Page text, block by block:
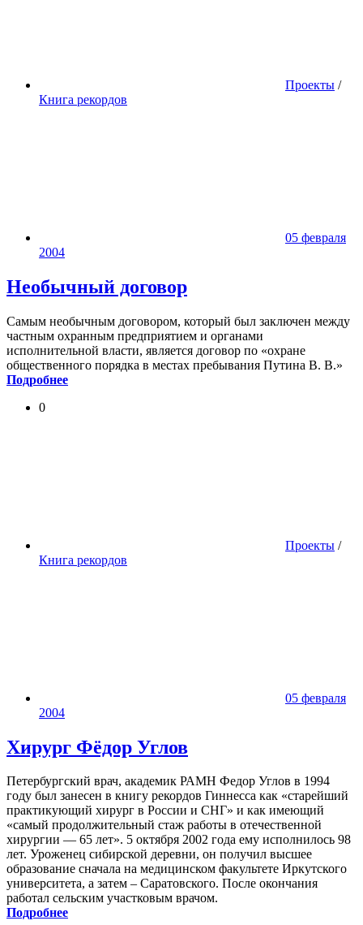
Проекты /
Книга рекордов
05 февраля
2004
Необычный договор
Cамым необычным договором, который был заключен между
частным охранным предприятием и органами
исполнительной власти, является договор по «охране
общественного порядка в местах пребывания Путина В. В.»
Подробнее
0
Проекты /
Книга рекордов
05 февраля
2004
Хирург Фёдор Углов
Петербургский врач, академик РАМН Федор Углов в 1994
году был занесен в книгу рекордов Гиннесса как «старейший
практикующий хирург в России и СНГ» и как имеющий
«самый продолжительный стаж работы в отечественной
хирургии — 65 лет». 5 октября 2002 года ему исполнилось 98
лет. Уроженец сибирской деревни, он получил высшее
образование сначала на медицинском факультете Иркутского
университета, а затем – Саратовского. После окончания
работал сельским участковым врачом.
Подробнее